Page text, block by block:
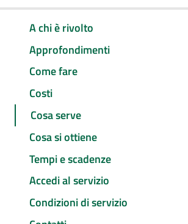
A chi è rivolto
Approfondimenti
Come fare
Costi
Cosa serve
Cosa si ottiene
Tempi e scadenze
Accedi al servizio
Condizioni di servizio